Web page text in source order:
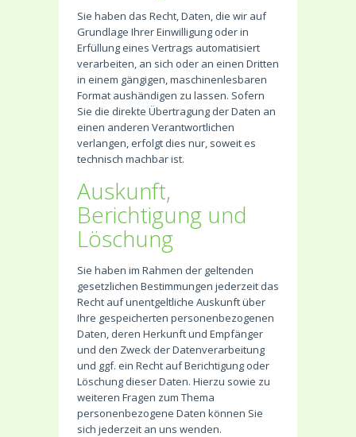
Sie haben das Recht, Daten, die wir auf
Grundlage Ihrer Einwilligung oder in
Erfüllung eines Vertrags automatisiert
verarbeiten, an sich oder an einen Dritten
in einem gängigen, maschinenlesbaren
Format aushändigen zu lassen. Sofern
Sie die direkte Übertragung der Daten an
einen anderen Verantwortlichen
verlangen, erfolgt dies nur, soweit es
technisch machbar ist.
Auskunft,
Berichtigung und
Löschung
Sie haben im Rahmen der geltenden
gesetzlichen Bestimmungen jederzeit das
Recht auf unentgeltliche Auskunft über
Ihre gespeicherten personenbezogenen
Daten, deren Herkunft und Empfänger
und den Zweck der Datenverarbeitung
und ggf. ein Recht auf Berichtigung oder
Löschung dieser Daten. Hierzu sowie zu
weiteren Fragen zum Thema
personenbezogene Daten können Sie
sich jederzeit an uns wenden.